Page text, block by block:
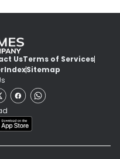
UsTerms of Services
IndexSitemap